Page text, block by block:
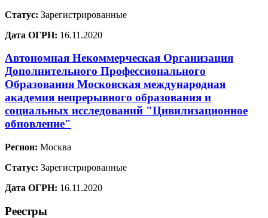
Статус: Зарегистрированные
Дата ОГРН: 16.11.2020
Автономная Некоммерческая Организация
Дополнительного Профессионального
Образования Московская международная
академия непрерывного образования и
социальных исследований "Цивилизационное
обновление"
Регион: Москва
Статус: Зарегистрированные
Дата ОГРН: 16.11.2020
Реестры